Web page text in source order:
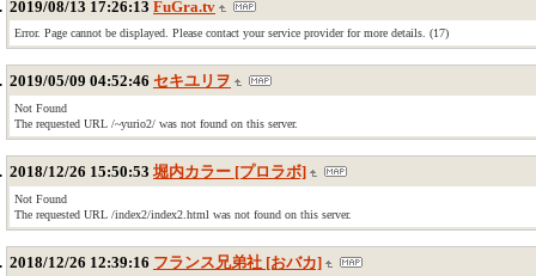
2019/08/13 17:26:13 FuGra.tv
Error. Page cannot be displayed. Please contact your service provider for more details. (17)
2019/05/09 04:52:46 セキユリヲ
Not Found
The requested URL /~yurio2/ was not found on this server.
2018/12/26 15:50:53 堀内カラー [プロラボ]
Not Found
The requested URL /index2/index2.html was not found on this server.
2018/12/26 12:39:16 フランス兄弟社 [おバカ]